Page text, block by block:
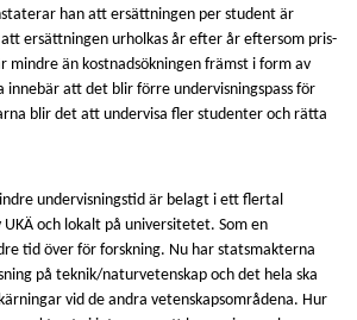
han att ersättningen per student är
ersättningen urholkas år efter år eftersom pris-
mindre än kostnadsökningen främst i form av
innebär att det blir förre undervisningspass för
blir det att undervisa fler studenter och rätta
undervisningstid är belagt i ett flertal
och lokalt på universitetet. Som en
tid över för forskning. Nu har statsmakterna
på teknik/naturvetenskap och det hela ska
vid de andra vetenskapsområdena. Hur